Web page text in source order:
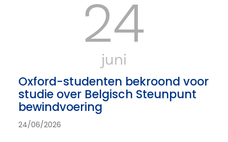
24
juni
Oxford-studenten bekroond voor
studie over Belgisch Steunpunt
bewindvoering
24/06/2026